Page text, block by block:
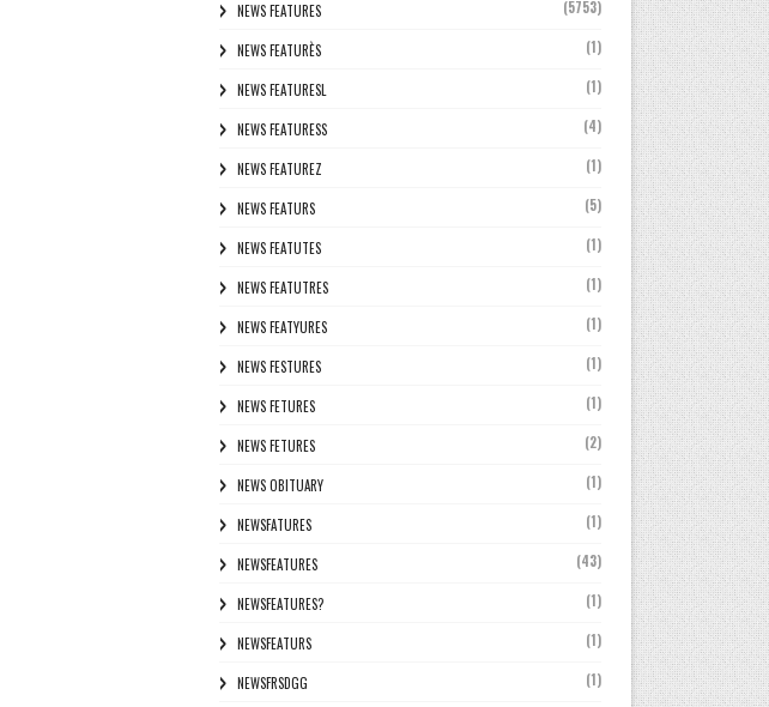
NEWS FEATURES (5753)
NEWS FEATURÈS (1)
NEWS FEATURESL (1)
NEWS FEATURESS (4)
NEWS FEATUREZ (1)
NEWS FEATURS (5)
NEWS FEATUTES (1)
NEWS FEATUTRES (1)
NEWS FEATYURES (1)
NEWS FESTURES (1)
NEWS FETURES (1)
NEWS FETURES (2)
NEWS OBITUARY (1)
NEWSFATURES (1)
NEWSFEATURES (43)
NEWSFEATURES? (1)
NEWSFEATURS (1)
NEWSFRSDGG (1)